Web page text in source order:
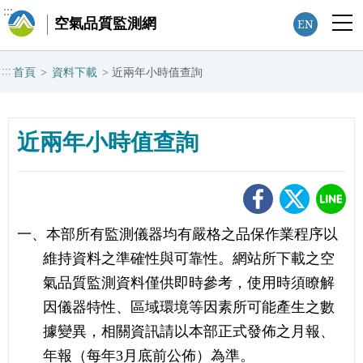
空氣品質監測網
:::
EN
::: 首頁 > 資料下載 > 近兩年小時值查詢
近兩年小時值查詢
一、本部所有監測儀器均有嚴格之品保作業程序以
維持資料之準確性與可靠性。網站所下載之空
氣品質監測資料僅供即時參考，使用時須瞭解
因儀器特性、區域環境等因素所可能產生之數
據變異，相關資訊請以本部正式發佈之月報、
年報（每年3月底前公佈）為準。